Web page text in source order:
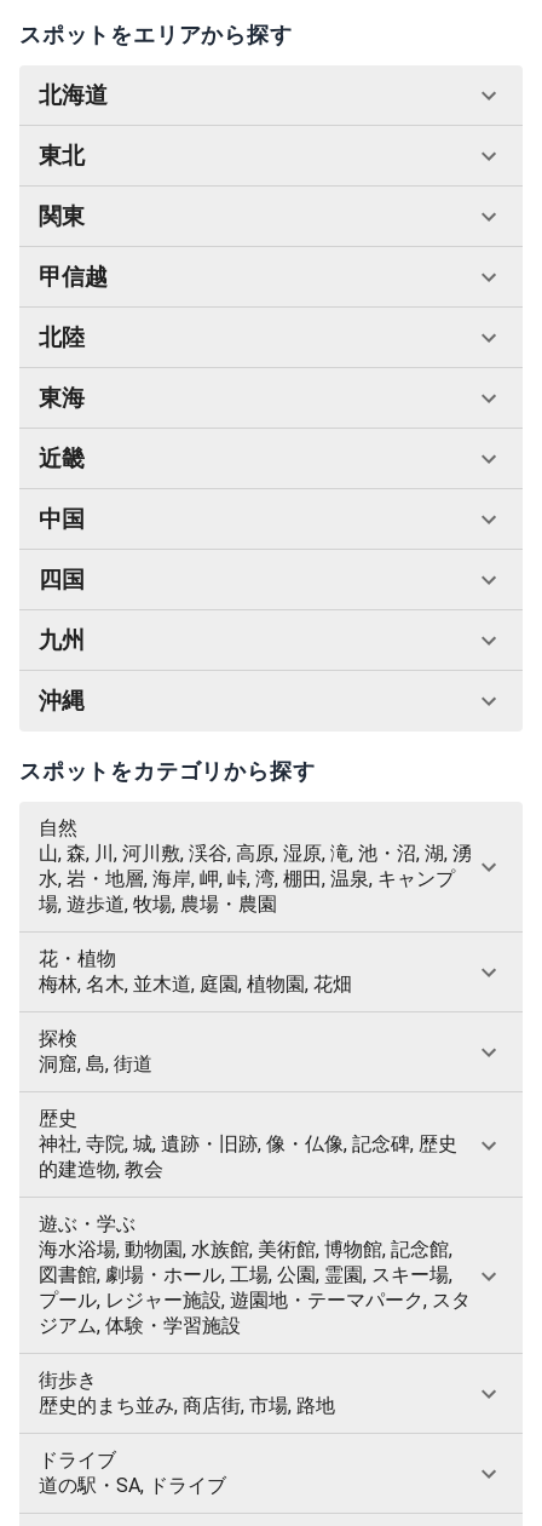
スポットをエリアから探す
北海道
東北
関東
甲信越
北陸
東海
近畿
中国
四国
九州
沖縄
スポットをカテゴリから探す
自然
山, 森, 川, 河川敷, 渓谷, 高原, 湿原, 滝, 池・沼, 湖, 湧
水, 岩・地層, 海岸, 岬, 峠, 湾, 棚田, 温泉, キャンプ
場, 遊歩道, 牧場, 農場・農園
花・植物
梅林, 名木, 並木道, 庭園, 植物園, 花畑
探検
洞窟, 島, 街道
歴史
神社, 寺院, 城, 遺跡・旧跡, 像・仏像, 記念碑, 歴史
的建造物, 教会
遊ぶ・学ぶ
海水浴場, 動物園, 水族館, 美術館, 博物館, 記念館,
図書館, 劇場・ホール, 工場, 公園, 霊園, スキー場,
プール, レジャー施設, 遊園地・テーマパーク, スタ
ジアム, 体験・学習施設
街歩き
歴史的まち並み, 商店街, 市場, 路地
ドライブ
道の駅・SA, ドライブ